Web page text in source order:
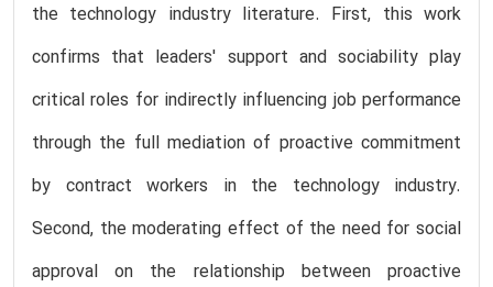
the technology industry literature. First, this work
confirms that leaders' support and sociability play
critical roles for indirectly influencing job performance
through the full mediation of proactive commitment
by contract workers in the technology industry.
Second, the moderating effect of the need for social
approval on the relationship between proactive